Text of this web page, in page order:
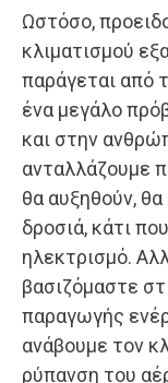
Ωστόσο,
κλιματισμού
παράγεται από
ένα μεγάλο
και στην
ανταλλάζουμε
θα αυξηθούν,
δροσιά, κάτι
ηλεκτρισμό.
βασιζόμαστε
παραγωγής
ανάβουμε τον
ρύπανση του